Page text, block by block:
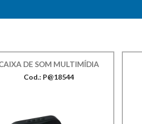
DE SOM MULTIMÍDIA
Cod.: P@18544